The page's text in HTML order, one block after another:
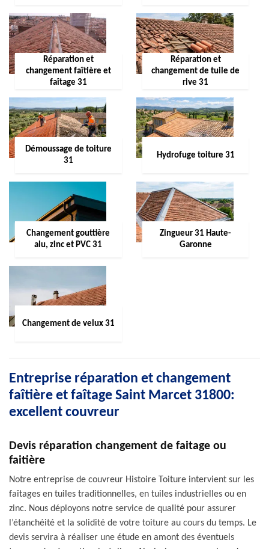
Réparation et
changement faîtière et
faîtage 31
Réparation et
changement de tuile de
rive 31
Démoussage de toiture
31
Hydrofuge toiture 31
Changement gouttière
alu, zinc et PVC 31
Zingueur 31 Haute-
Garonne
Changement de velux 31
Entreprise réparation et changement
faîtière et faîtage Saint Marcet 31800:
excellent couvreur
Devis réparation changement de faitage ou
faitière
Notre entreprise de couvreur Histoire Toiture intervient sur les
faîtages en tuiles traditionnelles, en tuiles industrielles ou en
zinc. Nous déployons notre service de qualité pour assurer
l’étanchéité et la solidité de votre toiture au cours du temps. Le
devis servira à réaliser une étude en amont des éventuels